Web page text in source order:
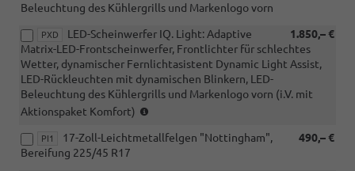
Beleuchtung des Kühlergrills und Markenlogo vorn
PXD 1.850,– €
LED-Scheinwerfer IQ. Light: Adaptive
Matrix-LED-Frontscheinwerfer, Frontlichter für schlechtes
Wetter, dynamischer Fernlichtasistent Dynamic Light Assist,
LED-Rückleuchten mit dynamischen Blinkern, LED-
Beleuchtung des Kühlergrills und Markenlogo vorn (i.V. mit
Aktionspaket Komfort)
mit
PI1 490,– €
17-Zoll-Leichtmetallfelgen "Nottingham",
Bereifung 225/45 R17